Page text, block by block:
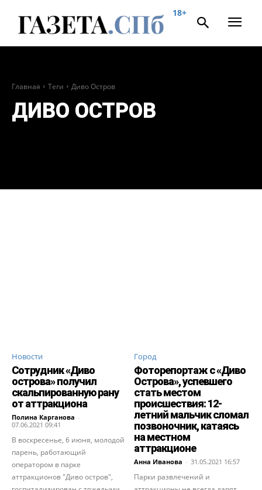
18+
Главная Теги Диво Остров
ДИВО ОСТРОВ
Новости
Сотрудник «Диво
острова» получил
скальпированную рану
от аттракциона
Полина Карганова -
07.06.2021 09:41
В воскресенье, 6 июня, молодой
парень, работающий
оператором в парке
аттракционов "Диво остров",
Город
Фоторепортаж с «Диво
Острова», успевшего
стать местом
происшествия: 12-
летний мальчик сломал
позвоночник, катаясь
на местном
аттракционе
Анна Иванова - 31.05.2021 16:57
Парки развлечений и